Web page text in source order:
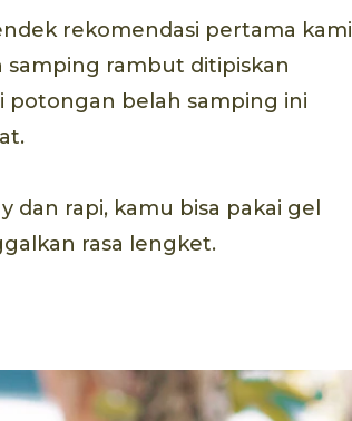
rekomendasi pertama kami
samping rambut ditipiskan
potongan belah samping ini
rapi, kamu bisa pakai gel
rasa lengket.